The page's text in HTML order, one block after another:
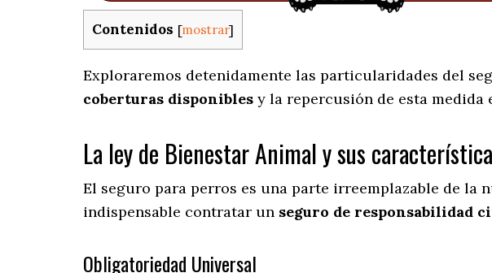
Contenidos [mostrar]
Exploraremos detenidamente las particularidades del
coberturas disponibles y la repercusión de esta medida
La ley de Bienestar Animal y sus
El seguro para perros es una parte irreemplazable de la
indispensable contratar un seguro de responsabilidad
Obligatoriedad Universal